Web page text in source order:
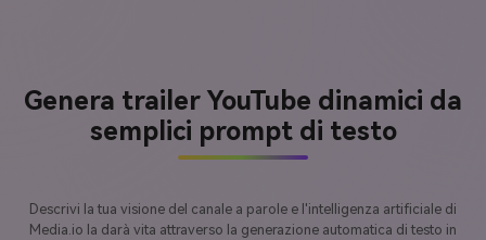
Genera trailer YouTube dinamici da
semplici prompt di testo
Descrivi la tua visione del canale a parole e l'intelligenza artificiale di
Media.io la darà vita attraverso la generazione automatica di testo in